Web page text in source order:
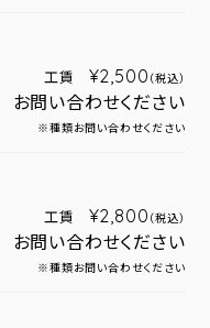
工賃 ¥2,500 （税込）
お問い合わせください
※種類お問い合わせください
工賃 ¥2,800 （税込）
お問い合わせください
※種類お問い合わせください